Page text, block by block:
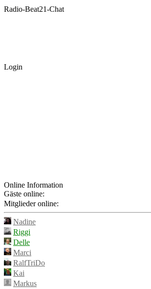
Radio-Beat21-Chat
Login
Online Information
Gäste online:
Mitglieder online:
Nadine
Riggi
Delle
Marci
RalfTriDo
Kai
Markus